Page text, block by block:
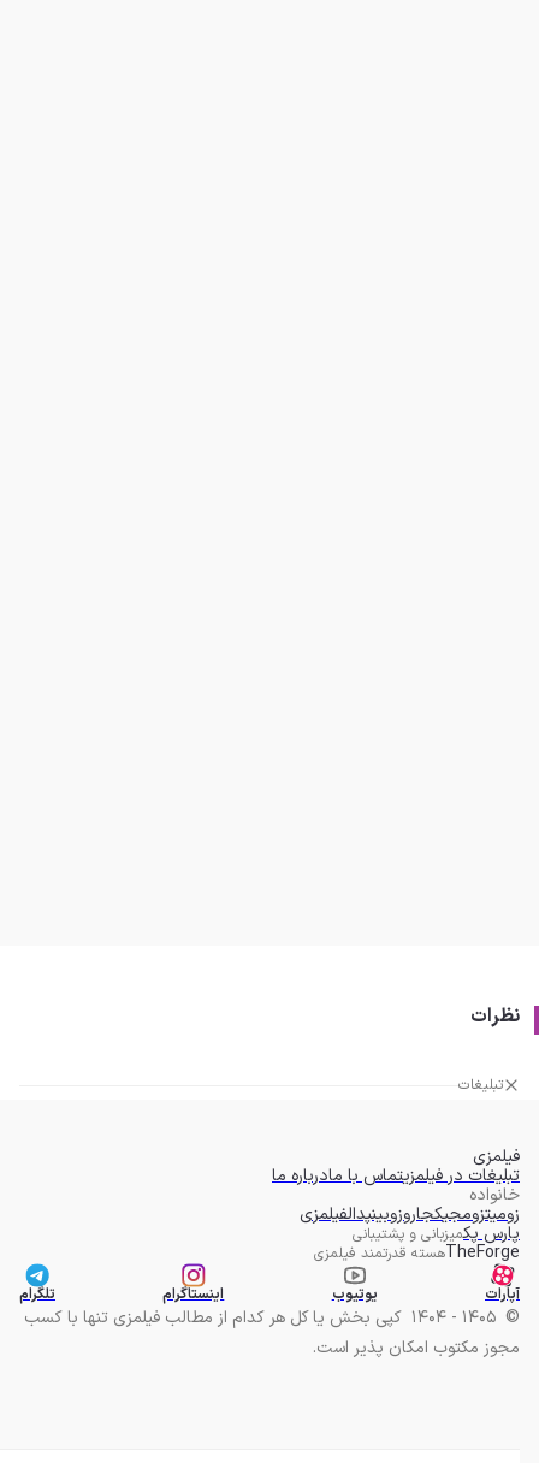
نظرات
تبلیغات
فیلمزی
تبلیغات در فیلمزیتماس با مادرباره ما
خانواده
زومیتزومجیکجاروزوبینپدالفیلمزی
پارس پکمیزبانی و پشتیبانی
TheForgeهسته قدرتمند فیلمزی
آپارات
یوتیوب اینستاگرام تلگرام
1405 - 1404
کپی بخش یا کل هر کدام از مطالب فیلمزی تنها با کسب
مجوز مکتوب امکان پذیر است.